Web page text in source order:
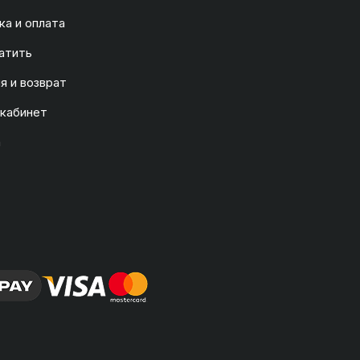
и оплата
и возврат